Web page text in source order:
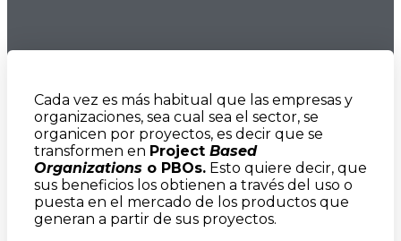
Cada vez es más habitual que las empresas y
organizaciones, sea cual sea el sector, se
organicen por proyectos, es decir que se
transformen en Project Based
Organizations o PBOs. Esto quiere decir, que
sus beneficios los obtienen a través del uso o
puesta en el mercado de los productos que
generan a partir de sus proyectos.